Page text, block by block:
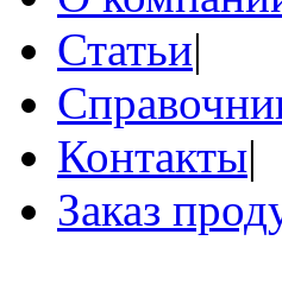
Статьи|
Контакты|
Заказ